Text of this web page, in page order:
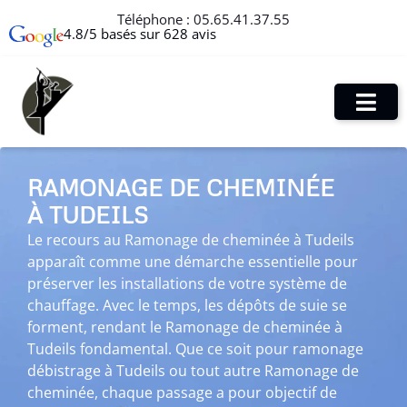
Téléphone : 05.65.41.37.55
4.8/5 basés sur 628 avis
RAMONAGE DE CHEMINÉE
À TUDEILS
Le recours au Ramonage de cheminée à Tudeils
apparaît comme une démarche essentielle pour
préserver les installations de votre système de
chauffage. Avec le temps, les dépôts de suie se
forment, rendant le Ramonage de cheminée à
Tudeils fondamental. Que ce soit pour ramonage
débistrage à Tudeils ou tout autre Ramonage de
cheminée, chaque passage a pour objectif de